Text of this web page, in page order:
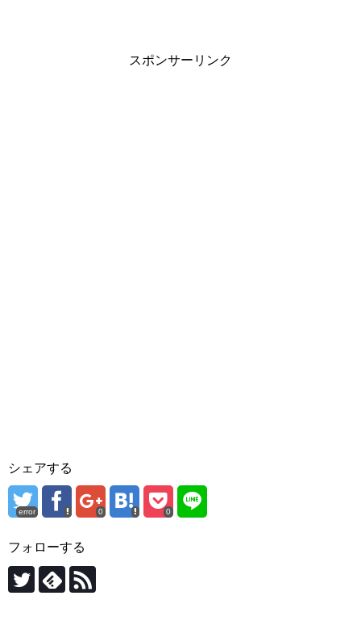
スポンサーリンク
シェアする
error 0 0
フォローする